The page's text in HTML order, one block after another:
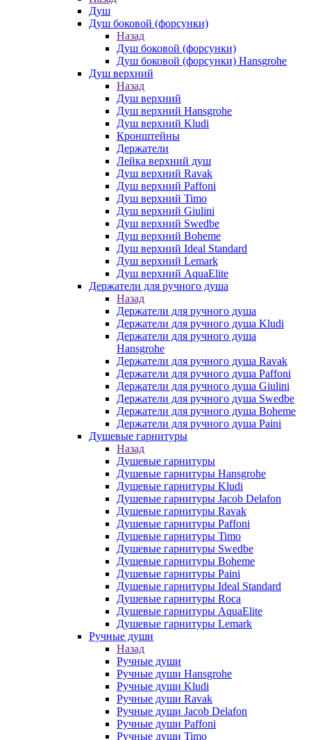
Душ
Душ боковой (форсунки)
Назад
Душ боковой (форсунки)
Душ боковой (форсунки) Hansgrohe
Душ верхний
Назад
Душ верхний
Душ верхний Hansgrohe
Душ верхний Kludi
Кронштейны
Держатели
Лейка верхний душ
Душ верхний Ravak
Душ верхний Paffoni
Душ верхний Timo
Душ верхний Giulini
Душ верхний Swedbe
Душ верхний Boheme
Душ верхний Ideal Standard
Душ верхний Lemark
Душ верхний AquaElite
Держатели для ручного душа
Назад
Держатели для ручного душа
Держатели для ручного душа Kludi
Держатели для ручного душа
Hansgrohe
Держатели для ручного душа Ravak
Держатели для ручного душа Paffoni
Держатели для ручного душа Giulini
Держатели для ручного душа Swedbe
Держатели для ручного душа Boheme
Держатели для ручного душа Paini
Душевые гарнитуры
Назад
Душевые гарнитуры
Душевые гарнитуры Hansgrohe
Душевые гарнитуры Kludi
Душевые гарнитуры Jacob Delafon
Душевые гарнитуры Ravak
Душевые гарнитуры Paffoni
Душевые гарнитуры Timo
Душевые гарнитуры Swedbe
Душевые гарнитуры Boheme
Душевые гарнитуры Paini
Душевые гарнитуры Ideal Standard
Душевые гарнитуры Roca
Душевые гарнитуры AquaElite
Душевые гарнитуры Lemark
Ручные души
Назад
Ручные души
Ручные души Hansgrohe
Ручные души Kludi
Ручные души Ravak
Ручные души Jacob Delafon
Ручные души Paffoni
Ручные души Timo